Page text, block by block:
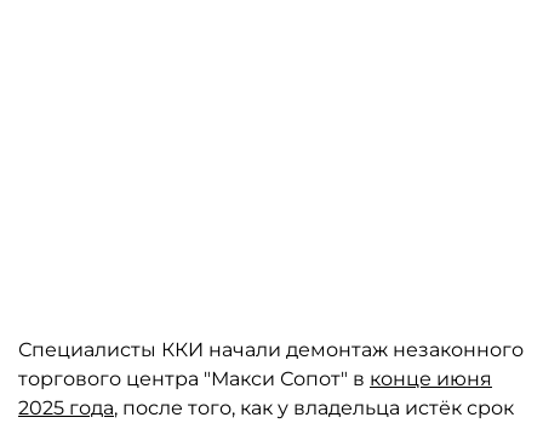
Специалисты ККИ начали демонтаж незаконного
торгового центра "Макси Сопот" в конце июня
2025 года, после того, как у владельца истёк срок